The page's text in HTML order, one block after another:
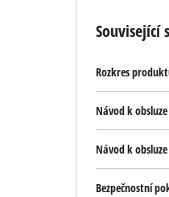
Související
Rozkres
Návod k obsluze
Návod k obsluze
Bezpečnostní